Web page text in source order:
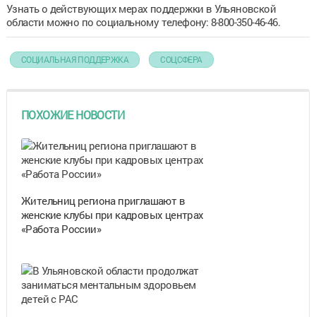
Узнать о действующих мерах поддержки в Ульяновской
области можно по социальному телефону: 8-800-350-46-46.
СОЦИАЛЬНАЯ ПОДДЕРЖКА СОЦСФЕРА
ПОХОЖИЕ НОВОСТИ
Жительниц региона приглашают в
женские клубы при кадровых центрах
«Работа России»